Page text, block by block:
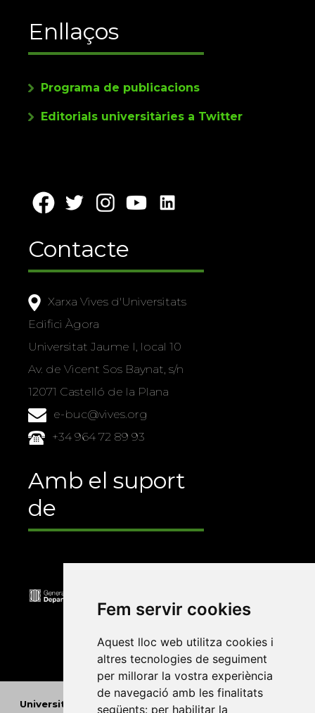
Fem servir cookies
Aquest lloc web utilitza cookies i
altres tecnologies de seguiment
per millorar la vostra experiència
de navegació amb les finalitats
següents: per habilitar la
Enllaços
Programa de publicacions
Editorials universitàries a Twitter
Contacte
Xarxa Vives d'Universitats
Edifici Àgora
Universitat Jaume I, local 10
Av. de Vicent Sos Baynat, s/n
12071 Castelló de la Plana
e-buc@vives.org
+34 964 72 89 93
Amb el suport
de
Universitat Abat Oliba CEU •Universitat d'Alacant